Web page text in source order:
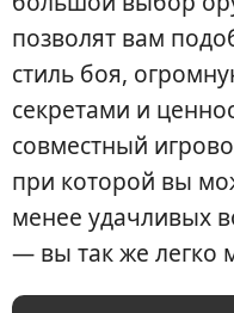
позволят вам
стиль боя,
секретами и
совместный
при которой вы
менее удачливых
— вы так же легко